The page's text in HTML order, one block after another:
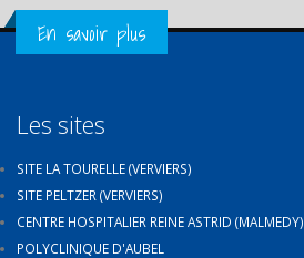
Get in Touch
En savoir plus
Les sites
SITE LA TOURELLE (VERVIERS)
SITE PELTZER (VERVIERS)
CENTRE HOSPITALIER REINE ASTRID (MALMEDY)
POLYCLINIQUE D'AUBEL